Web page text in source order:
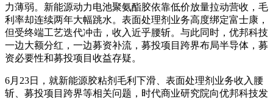
力薄弱。新能源动力电池聚氨酯胶依靠低价放量拉动营收，毛
利率却连续两年大幅跳水。表面处理剂业务高度绑定富士康，
但受终端工艺迭代冲击，收入近乎腰斩。与此同时，优邦科技
一边大额分红，一边募资补流，募投项目跨界布局半导体，募
资必要性和募投项目收益存疑。
6月23日，就新能源胶粘剂毛利下滑、表面处理剂业务收入腰
斩、募投项目跨界等相关问题，时代商业研究院向优邦科技发